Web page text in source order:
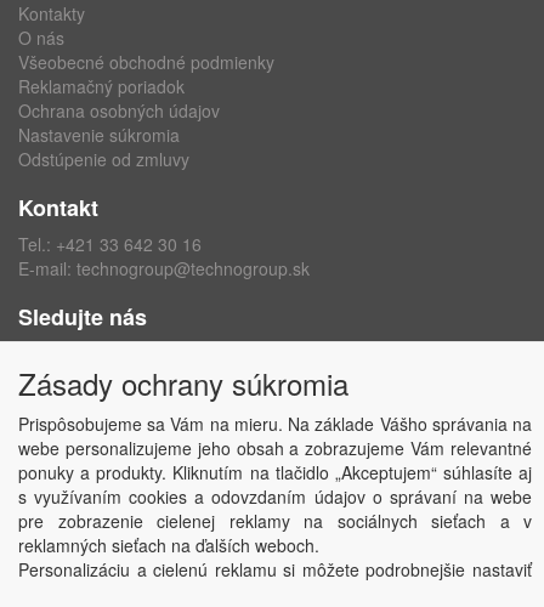
Kontakty
O nás
Všeobecné obchodné podmienky
Reklamačný poriadok
Ochrana osobných údajov
Nastavenie súkromia
Odstúpenie od zmluvy
Kontakt
Tel.: +421 33 642 30 16
E-mail: technogroup@technogroup.sk
Sledujte nás
Instagram
Copyright © TECHNO GROUP spol. s r.o.2026
Powered by ABRA
Zásady ochrany súkromia
Prispôsobujeme sa Vám na mieru. Na základe Vášho správania na
webe personalizujeme jeho obsah a zobrazujeme Vám relevantné
ponuky a produkty. Kliknutím na tlačidlo „Akceptujem“ súhlasíte aj
s využívaním cookies a odovzdaním údajov o správaní na webe
pre zobrazenie cielenej reklamy na sociálnych sieťach a v
reklamných sieťach na ďalších weboch.
Personalizáciu a cielenú reklamu si môžete podrobnejšie nastaviť